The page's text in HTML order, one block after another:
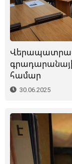
համար
30.06.2025